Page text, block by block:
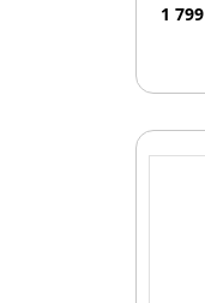
1 799